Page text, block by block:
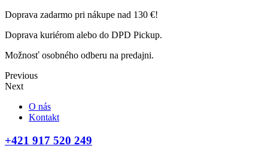
Doprava zadarmo pri nákupe nad 130 €!
Doprava kuriérom alebo do DPD Pickup.
Možnosť osobného odberu na predajni.
Previous
Next
O nás
Kontakt
+421 917 520 249